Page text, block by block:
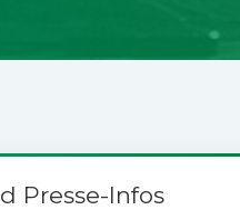
Presse-Infos